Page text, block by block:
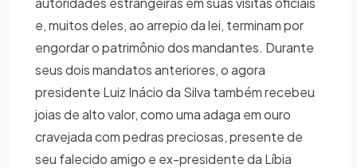
e, muitos deles, ao arrepio da lei, terminam por
engordar o patrimônio dos mandantes. Durante
seus dois mandatos anteriores, o agora
presidente Luiz Inácio da Silva também recebeu
joias de alto valor, como uma adaga em ouro
cravejada com pedras preciosas, presente de
seu falecido amigo e ex-presidente da Líbia